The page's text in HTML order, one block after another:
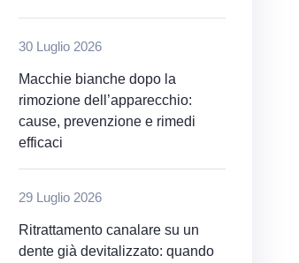
30 Luglio 2026
Macchie bianche dopo la
rimozione dell’apparecchio:
cause, prevenzione e rimedi
efficaci
29 Luglio 2026
Ritrattamento canalare su un
dente già devitalizzato: quando